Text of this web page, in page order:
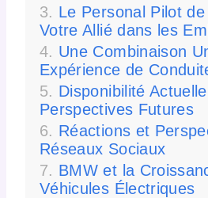
Le Personal Pilot
Votre Allié dans les
Une Combinaison
Expérience de
Disponibilité
Perspectives Futures
Réactions et
Réseaux Sociaux
BMW et la
Véhicules Électriques